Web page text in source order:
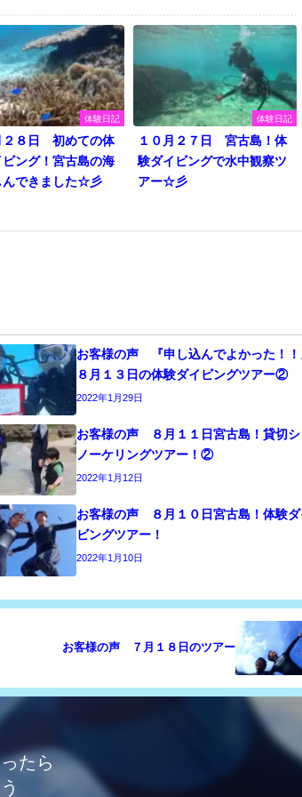
体験日記
２８日 初めての体
ビング！宮古島の海
んできました☆彡
体験日記
１０月２７日 宮古島！体
験ダイビングで水中観察ツ
アー☆彡
お客様の声 『申し込んでよかった！！
８月１３日の体験ダイビングツアー②
2022年1月29日
お客様の声 ８月１１日宮古島！貸切シ
ノーケリングツアー！②
2022年1月12日
お客様の声 ８月１０日宮古島！体験ダ
ビングツアー！
2022年1月10日
お客様の声 ７月１８日のツアー
たら